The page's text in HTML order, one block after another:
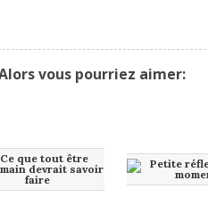
vous pourriez aimer: